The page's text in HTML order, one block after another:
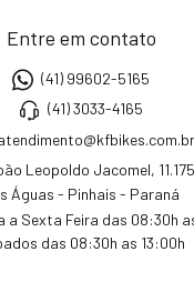
Entre em contato
(41) 99602-5165
(41) 3033-4165
Leopoldo Jacomel,
Águas - Pinhais - Paraná
a Sexta Feira das 08:30h
das 08:30h as 13:00h